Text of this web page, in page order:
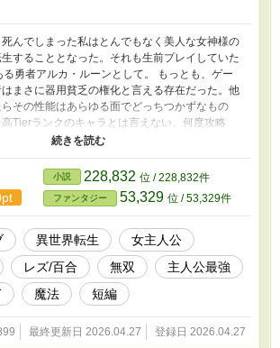
んでしまった私はとんでもなく美人な女神様の
することとなった。それも生前プレイしていた
る勇者アルカ・ルーンとして。 もっとも、ゲー
まさに器用貧乏の権化と言える存在だった。他
その性能はあらゆる面でどっちつかずなもの
Tierランクのキャラとは言えない。何度攻略
とだろう。 ……だがしかし、この世界では違う！
ステータスがゲームと比べて遥かに低いこの世
アルカは強靭！無敵！最強！ そんな万能にして
勇者になった私はこの異世界を無双しながら可愛
チャ百合ライフを送るのでした。めでたしめで
小説 228,832 位 / 228,832件
ファンタジー 53,329 位 / 53,329件
異世界転生
女主人公
レズ/百合 無双
主人公最強
魔法 短編
最終更新日 2026.04.27 登録日 2026.04.27